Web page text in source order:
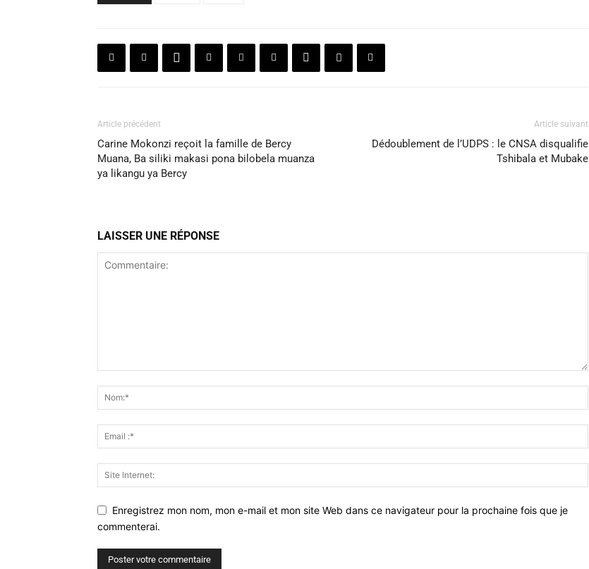
Article précédent
Carine Mokonzi reçoit la famille de Bercy
Muana, Ba siliki makasi pona bilobela muanza
ya likangu ya Bercy
Article suivant
Dédoublement de l’UDPS : le CNSA disqualifie
Tshibala et Mubake
LAISSER UNE RÉPONSE
Enregistrez mon nom, mon e-mail et mon site Web dans ce navigateur pour la prochaine fois que je
commenterai.